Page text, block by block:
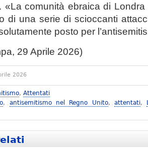
«La comunità ebraica di
di una serie di scioccanti
posto per
29 Aprile 2026)
2026
, Attentati
, antisemitismo nel Regno Unito,attentati,